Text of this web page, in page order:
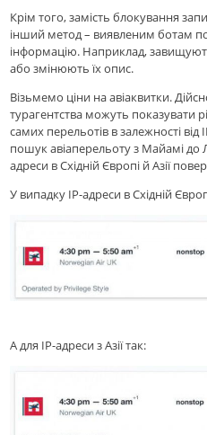
Крім того, замість блокування
інший метод – виявленим ботам
інформацію. Наприклад,
або змінюють їх опис.
Вiзьмемо ціни на авіаквитки.
турагентства можуть показувати
самих перельотів в залежності
пошук авіаперельоту з Майамі до
адреси в Східній Європі й Азії
У випадку IP-адреси в Східній
А для IP-адреси з Азії так: